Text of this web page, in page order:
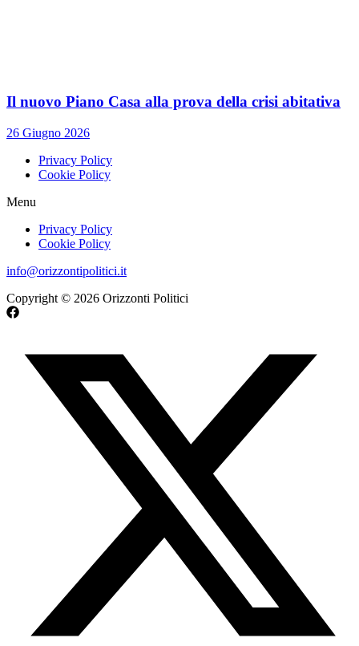
Il nuovo Piano Casa alla prova della crisi abitativa
26 Giugno 2026
Privacy Policy
Cookie Policy
Menu
Privacy Policy
Cookie Policy
info@orizzontipolitici.it
Copyright © 2026 Orizzonti Politici